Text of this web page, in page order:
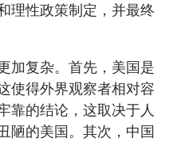
理性政策制定，并最终
加复杂。首先，美国是
使得外界观察者相对容
靠的结论，这取决于人
陋的美国。其次，中国